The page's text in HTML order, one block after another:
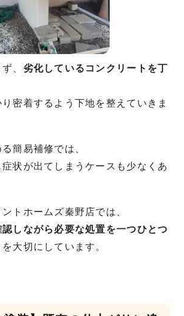
、 劣化しているコンクリートを丁
密着するよう下地を整えていきま
簡易補修では、
状が出てしまうケースも少なくあ
トホームズ秦野店では、
しながら必要な処置を一つひとつ
を大切にしています。